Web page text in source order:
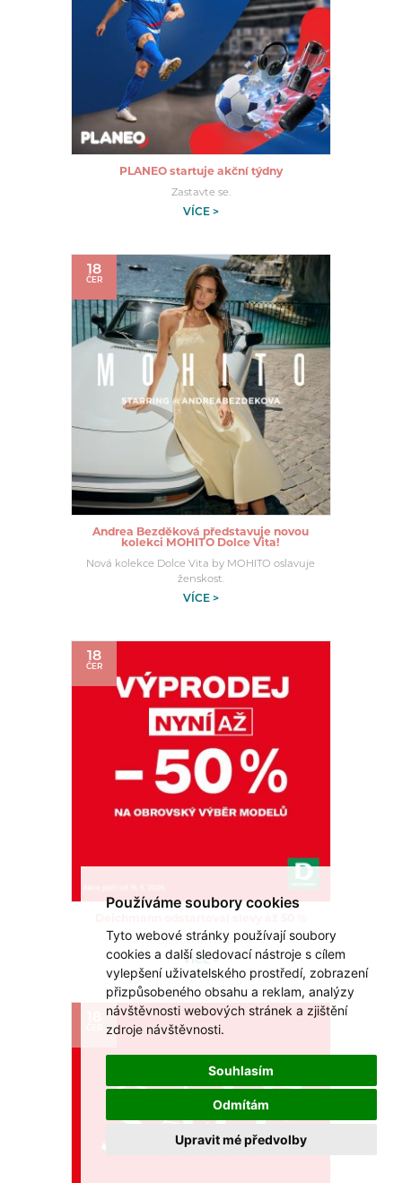
Používáme soubory cookies
Tyto webové stránky používají soubory
cookies a další sledovací nástroje s cílem
vylepšení uživatelského prostředí, zobrazení
přizpůsobeného obsahu a reklam, analýzy
návštěvnosti webových stránek a zjištění
zdroje návštěvnosti.
Souhlasím
Odmítám
Upravit mé předvolby
PLANEO startuje akční týdny
Zastavte se.
VÍCE >
18
ČER
Andrea Bezděková představuje novou
kolekci MOHITO Dolce Vita!
Nová kolekce Dolce Vita by MOHITO oslavuje
ženskost.
VÍCE >
18
ČER
Užijte si léto naplno!
VÍCE >